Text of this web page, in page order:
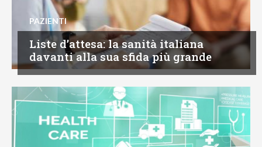
PAZIENTI
Liste d’attesa: la sanità italiana
davanti alla sua sfida più grande